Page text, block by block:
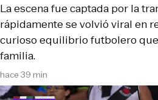
hace 39 min
La escena fue captada por la
rápidamente se volvió viral en
curioso equilibrio futbolero
familia.